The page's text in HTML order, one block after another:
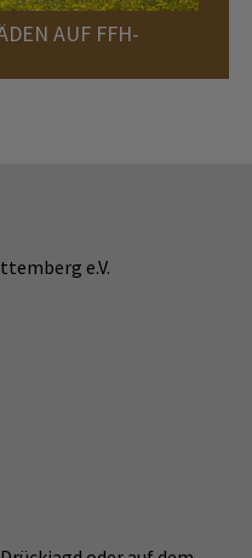
AUF FFH-
e.V.